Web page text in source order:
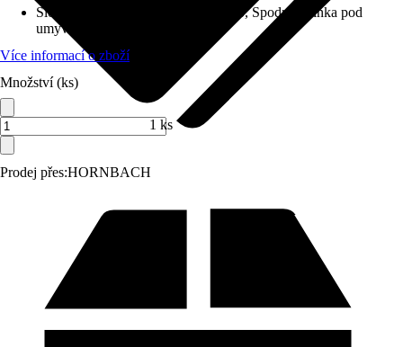
Prodej přes:HORNBACH
Složení výrobku
Baterie, Umyvadlo, Spodní skříňka pod
umyvadlo
Více informací o zboží
Množství (ks)
1 ks